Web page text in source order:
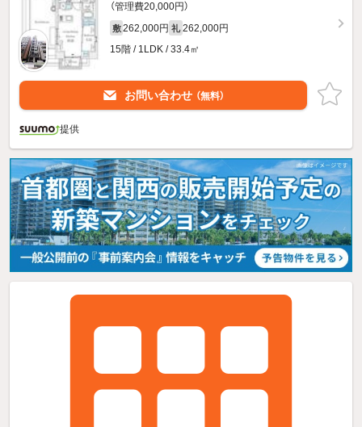
（管理費20,000円）
敷 262,000円 礼 262,000円
15階 / 1LDK / 33.4㎡
お問い合わせ （無料）
提供